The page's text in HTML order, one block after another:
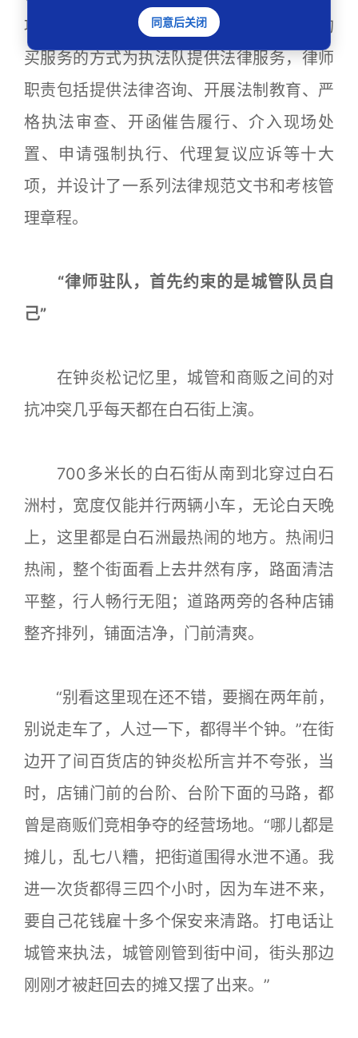
项工作流程和运行机制。明确驻队律师以购
买服务的方式为执法队提供法律服务，律师
职责包括提供法律咨询、开展法制教育、严
格执法审查、开函催告履行、介入现场处
置、申请强制执行、代理复议应诉等十大
项，并设计了一系列法律规范文书和考核管
理章程。
“律师驻队，首先约束的是城管队员自
己”
在钟炎松记忆里，城管和商贩之间的对
抗冲突几乎每天都在白石街上演。
700多米长的白石街从南到北穿过白石
洲村，宽度仅能并行两辆小车，无论白天晚
上，这里都是白石洲最热闹的地方。热闹归
热闹，整个街面看上去井然有序，路面清洁
平整，行人畅行无阻；道路两旁的各种店铺
整齐排列，铺面洁净，门前清爽。
“别看这里现在还不错，要搁在两年前，
别说走车了，人过一下，都得半个钟。”在街
边开了间百货店的钟炎松所言并不夸张，当
时，店铺门前的台阶、台阶下面的马路，都
曾是商贩们竞相争夺的经营场地。“哪儿都是
摊儿，乱七八糟，把街道围得水泄不通。我
进一次货都得三四个小时，因为车进不来，
要自己花钱雇十多个保安来清路。打电话让
城管来执法，城管刚管到街中间，街头那边
刚刚才被赶回去的摊又摆了出来。”
同意后关闭